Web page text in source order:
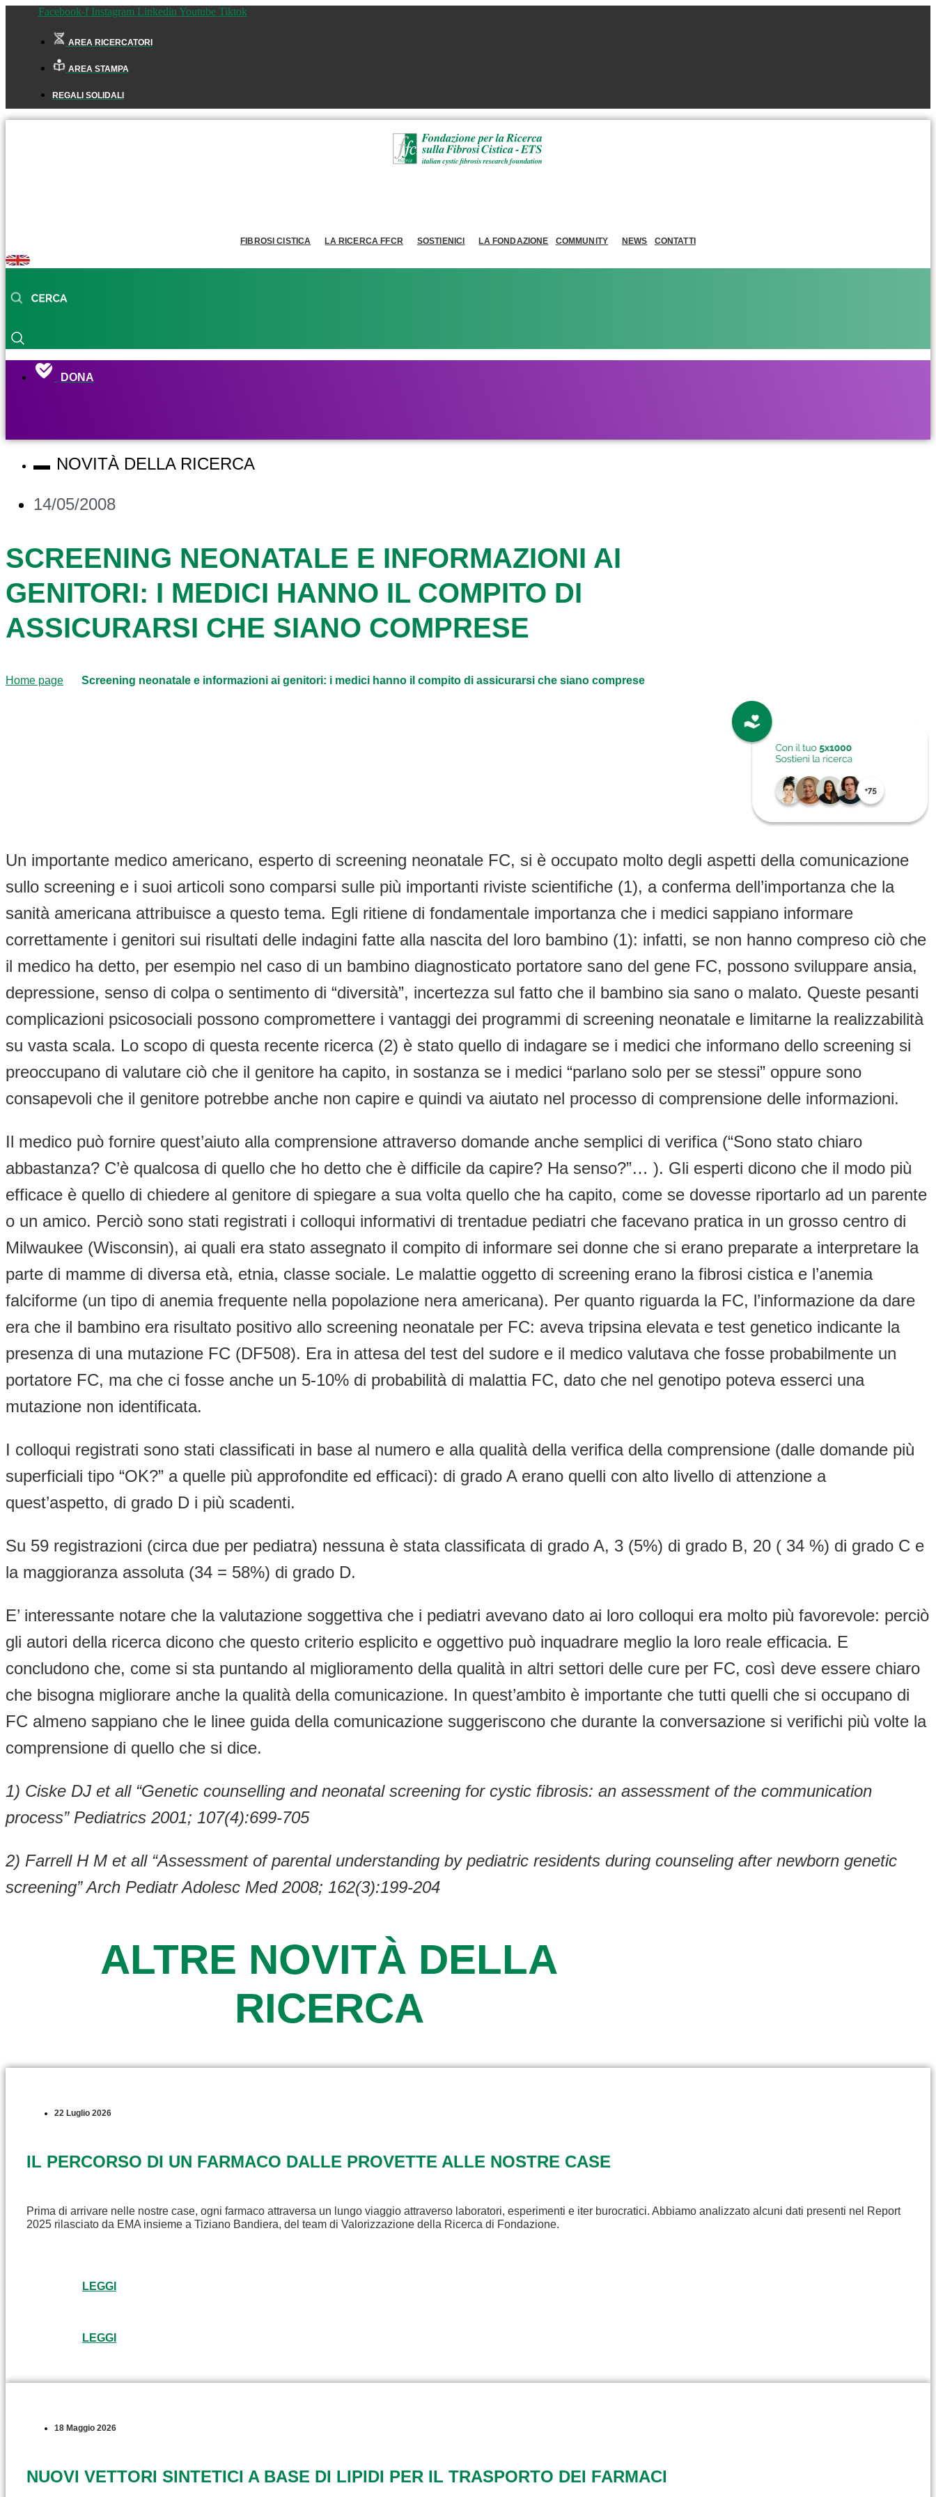
Facebook-f Instagram Linkedin Youtube Tiktok
AREA RICERCATORI
AREA STAMPA
REGALI SOLIDALI
FIBROSI CISTICA LA RICERCA FFCR SOSTIENICI LA FONDAZIONE COMMUNITY NEWS CONTATTI
DONA
NOVITÀ DELLA RICERCA
14/05/2008
SCREENING NEONATALE E INFORMAZIONI AI
GENITORI: I MEDICI HANNO IL COMPITO DI
ASSICURARSI CHE SIANO COMPRESE
Home page Screening neonatale e informazioni ai genitori: i medici hanno il compito di assicurarsi che siano comprese
Un importante medico americano, esperto di screening neonatale FC, si è occupato molto degli aspetti della comunicazione
sullo screening e i suoi articoli sono comparsi sulle più importanti riviste scientifiche (1), a conferma dell’importanza che la
sanità americana attribuisce a questo tema. Egli ritiene di fondamentale importanza che i medici sappiano informare
correttamente i genitori sui risultati delle indagini fatte alla nascita del loro bambino (1): infatti, se non hanno compreso ciò che
il medico ha detto, per esempio nel caso di un bambino diagnosticato portatore sano del gene FC, possono sviluppare ansia,
depressione, senso di colpa o sentimento di “diversità”, incertezza sul fatto che il bambino sia sano o malato. Queste pesanti
complicazioni psicosociali possono compromettere i vantaggi dei programmi di screening neonatale e limitarne la realizzabilità
su vasta scala. Lo scopo di questa recente ricerca (2) è stato quello di indagare se i medici che informano dello screening si
preoccupano di valutare ciò che il genitore ha capito, in sostanza se i medici “parlano solo per se stessi” oppure sono
consapevoli che il genitore potrebbe anche non capire e quindi va aiutato nel processo di comprensione delle informazioni.
Il medico può fornire quest’aiuto alla comprensione attraverso domande anche semplici di verifica (“Sono stato chiaro
abbastanza? C’è qualcosa di quello che ho detto che è difficile da capire? Ha senso?”… ). Gli esperti dicono che il modo più
efficace è quello di chiedere al genitore di spiegare a sua volta quello che ha capito, come se dovesse riportarlo ad un parente
o un amico. Perciò sono stati registrati i colloqui informativi di trentadue pediatri che facevano pratica in un grosso centro di
Milwaukee (Wisconsin), ai quali era stato assegnato il compito di informare sei donne che si erano preparate a interpretare la
parte di mamme di diversa età, etnia, classe sociale. Le malattie oggetto di screening erano la fibrosi cistica e l’anemia
falciforme (un tipo di anemia frequente nella popolazione nera americana). Per quanto riguarda la FC, l’informazione da dare
era che il bambino era risultato positivo allo screening neonatale per FC: aveva tripsina elevata e test genetico indicante la
presenza di una mutazione FC (DF508). Era in attesa del test del sudore e il medico valutava che fosse probabilmente un
portatore FC, ma che ci fosse anche un 5-10% di probabilità di malattia FC, dato che nel genotipo poteva esserci una
mutazione non identificata.
I colloqui registrati sono stati classificati in base al numero e alla qualità della verifica della comprensione (dalle domande più
superficiali tipo “OK?” a quelle più approfondite ed efficaci): di grado A erano quelli con alto livello di attenzione a
quest’aspetto, di grado D i più scadenti.
Su 59 registrazioni (circa due per pediatra) nessuna è stata classificata di grado A, 3 (5%) di grado B, 20 ( 34 %) di grado C e
la maggioranza assoluta (34 = 58%) di grado D.
E’ interessante notare che la valutazione soggettiva che i pediatri avevano dato ai loro colloqui era molto più favorevole: perciò
gli autori della ricerca dicono che questo criterio esplicito e oggettivo può inquadrare meglio la loro reale efficacia. E
concludono che, come si sta puntando al miglioramento della qualità in altri settori delle cure per FC, così deve essere chiaro
che bisogna migliorare anche la qualità della comunicazione. In quest’ambito è importante che tutti quelli che si occupano di
FC almeno sappiano che le linee guida della comunicazione suggeriscono che durante la conversazione si verifichi più volte la
comprensione di quello che si dice.
1) Ciske DJ et all “Genetic counselling and neonatal screening for cystic fibrosis: an assessment of the communication
process” Pediatrics 2001; 107(4):699-705
2) Farrell H M et all “Assessment of parental understanding by pediatric residents during counseling after newborn genetic
screening” Arch Pediatr Adolesc Med 2008; 162(3):199-204
ALTRE NOVITÀ DELLA
RICERCA
22 Luglio 2026
IL PERCORSO DI UN FARMACO DALLE PROVETTE ALLE NOSTRE CASE
Prima di arrivare nelle nostre case, ogni farmaco attraversa un lungo viaggio attraverso laboratori, esperimenti e iter burocratici. Abbiamo analizzato alcuni dati presenti nel Report
2025 rilasciato da EMA insieme a Tiziano Bandiera, del team di Valorizzazione della Ricerca di Fondazione.
LEGGI
LEGGI
18 Maggio 2026
NUOVI VETTORI SINTETICI A BASE DI LIPIDI PER IL TRASPORTO DEI FARMACI